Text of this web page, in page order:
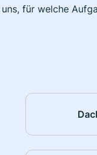
für welche